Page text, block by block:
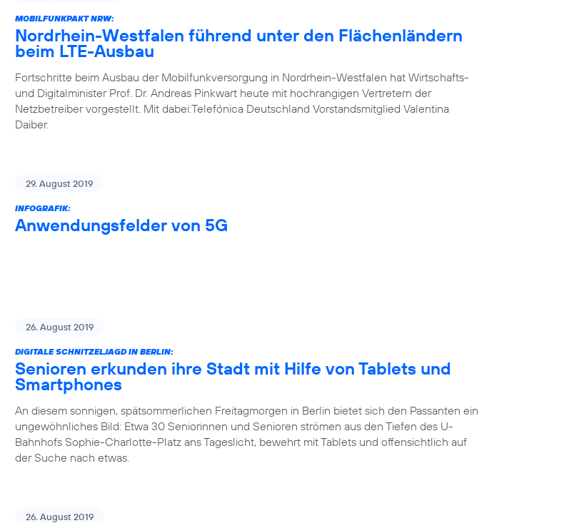
MOBILFUNKPAKT NRW:
Nordrhein-Westfalen führend unter den Flächenländern
beim LTE-Ausbau
Fortschritte beim Ausbau der Mobilfunkversorgung in Nordrhein-Westfalen hat Wirtschafts-
und Digitalminister Prof. Dr. Andreas Pinkwart heute mit hochrangigen Vertretern der
Netzbetreiber vorgestellt. Mit dabei:Telefónica Deutschland Vorstandsmitglied Valentina
Daiber.
29. August 2019
INFOGRAFIK:
Anwendungsfelder von 5G
26. August 2019
DIGITALE SCHNITZELJAGD IN BERLIN:
Senioren erkunden ihre Stadt mit Hilfe von Tablets und
Smartphones
An diesem sonnigen, spätsommerlichen Freitagmorgen in Berlin bietet sich den Passanten ein
ungewöhnliches Bild: Etwa 30 Seniorinnen und Senioren strömen aus den Tiefen des U-
Bahnhofs Sophie-Charlotte-Platz ans Tageslicht, bewehrt mit Tablets und offensichtlich auf
der Suche nach etwas.
26. August 2019